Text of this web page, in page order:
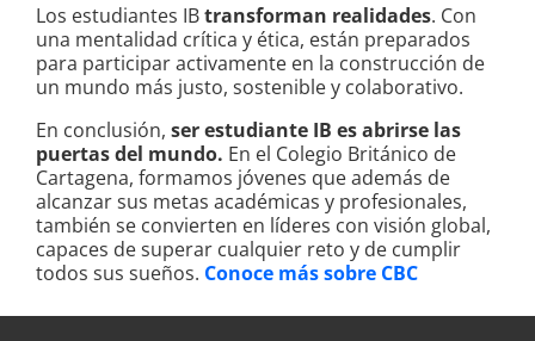
Los estudiantes IBtransforman realidades. Con
una mentalidad crítica y ética, están preparados
para participar activamente en la construcción de
un mundo más justo, sostenible y colaborativo.
En conclusión, ser estudiante IB es abrirse las
puertas del mundo. En el Colegio Británico de
Cartagena, formamos jóvenes que además de
alcanzar sus metas académicas y profesionales,
también se convierten en líderes con visión global,
capaces de superar cualquier reto y de cumplir
todos sus sueños. Conoce más sobre CBC